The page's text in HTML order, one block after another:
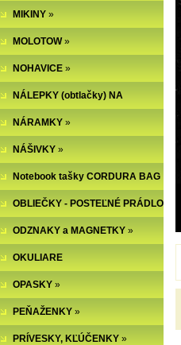
MIKINY »
MOLOTOW»
NOHAVICE »
NÁLEPKY (obtlačky) NA
NECHTY
NÁRAMKY »
NÁŠIVKY »
Notebook tašky CORDURA BAG
OBLIEČKY - POSTEĽNÉ PRÁDLO
ODZNAKY a MAGNETKY »
OKULIARE
OPASKY »
PEŇAŽENKY »
PRÍVESKY, KĽÚČENKY »